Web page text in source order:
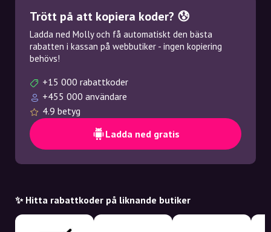
Trött på att kopiera koder? 😰
Ladda ned Molly och få automatiskt den bästa
rabatten i kassan på webbutiker - ingen kopiering
behövs!
+15 000 rabattkoder
+455 000 användare
4.9 betyg
Ladda ned gratis
✨ Hitta rabattkoder på liknande butiker